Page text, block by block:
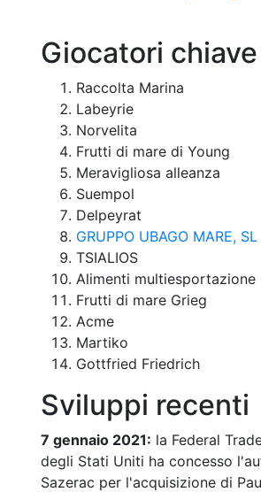
Giocatori chiave
Raccolta Marina
Labeyrie
Norvelita
Frutti di mare di Young
Meravigliosa alleanza
Suempol
Delpeyrat
GRUPPO UBAGO MARE, SL
TSIALIOS
Alimenti multiesportazione
Frutti di mare Grieg
Acme
Martiko
Gottfried Friedrich
Sviluppi recenti
7 gennaio 2021: la Federal
degli Stati Uniti ha concesso
Sazerac per l'acquisizione di